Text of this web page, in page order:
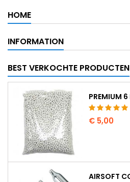
HOME
INFORMATION
BEST VERKOCHTE PRODUCTEN
€ 5,00